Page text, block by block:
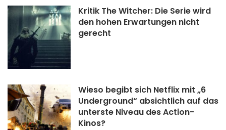
Kritik The Witcher: Die Serie wird
den hohen Erwartungen nicht
gerecht
Wieso begibt sich Netflix mit „6
Underground“ absichtlich auf das
unterste Niveau des Action-
Kinos?